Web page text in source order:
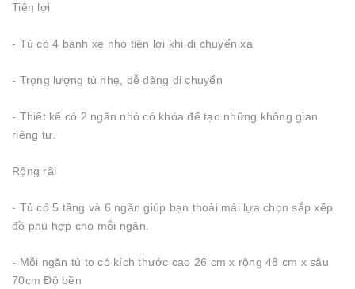
Tiện lợi
- Tủ có 4 bánh xe nhỏ tiện lợi khi di chuyển xa
- Trọng lượng tủ nhẹ, dễ dàng di chuyển
- Thiết kế có 2 ngăn nhỏ có khóa để tạo những không gian
riêng tư.
Rộng rãi
- Tủ có 5 tầng và 6 ngăn giúp bạn thoải mái lựa chọn sắp xếp
đồ phù hợp cho mỗi ngăn.
- Mỗi ngăn tủ to có kích thước cao 26 cm x rộng 48 cm x sâu
70cm Độ bền